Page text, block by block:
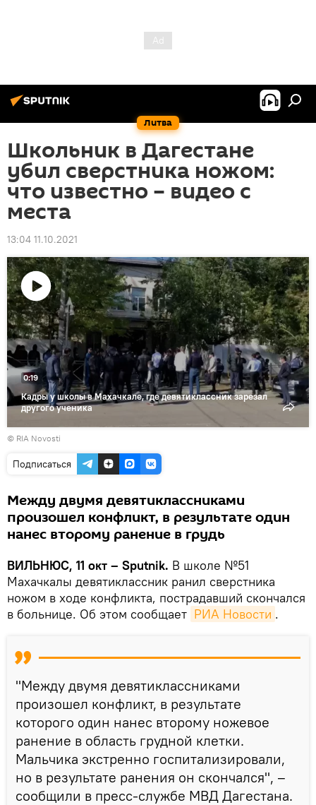
Литва
Школьник в Дагестане
убил сверстника ножом:
что известно – видео с
места
13:04 11.10.2021
Воспроизвести
видео
Кадры у школы в Махачкале, где девятиклассник зарезал
другого ученика
0:19
© RIA Novosti
Подписаться
Между двумя девятиклассниками
произошел конфликт, в результате один
нанес второму ранение в грудь
ВИЛЬНЮС, 11 окт – Sputnik. В школе №51
Махачкалы девятиклассник ранил сверстника
ножом в ходе конфликта, пострадавший скончался
в больнице. Об этом сообщает РИА Новости .
"Между двумя девятиклассниками
произошел конфликт, в результате
которого один нанес второму ножевое
ранение в область грудной клетки.
Мальчика экстренно госпитализировали,
но в результате ранения он скончался", –
сообщили в пресс-службе МВД Дагестана.